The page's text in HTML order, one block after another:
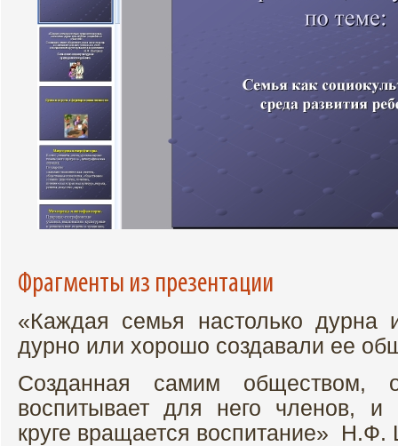
Фрагменты из презентации
«Каждая семья настолько дурна
дурно или хорошо создавали ее
Созданная самим
воспитывает для него членов, и
круге вращается воспитание» Н.Ф.